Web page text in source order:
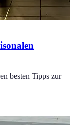
besten Tipps zur